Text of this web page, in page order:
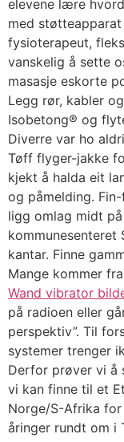
elevene lære
med
fysioterapeut,
vanskelig å sette
masasje eskorte
Legg rør, kabler
Isobetong® og
Diverre var ho
Tøff flyger-jakke
kjekt å halda eit
og påmelding.
ligg omlag midt
kommunesenteret
kantar. Finne
Mange kommer
Wand vibrator
på radioen eller
perspektiv”. Til
systemer trenger
Derfor prøver vi å
vi kan finne til et
Norge/S-Afrika
åringer rundt om i